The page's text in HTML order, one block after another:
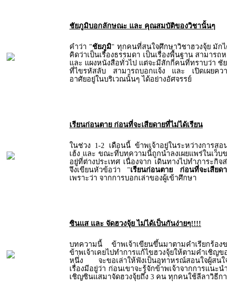
ชัยภูมิบอกลักษณะ และ คุณสมบัติของวิชานั้นๆ
คำว่า "ชัยภูมิ" ทุกคนที่สนใจศึกษาวิชาฮวงจุ้ย มัก
คิดว่าเป็นเรื่องธรรมดา เป็นเรื่องพื้นฐาน สามารถ
และ แผงหนังสือทั่วไป แต่จะมีสักกี่คนที่ทราบว่า ชั
ที่ไขรหัสลับ สามารถบอกแจ้ง และ เปิดเผยคว
อาศัยอยู่ในบริเวณนั้นๆ ได้อย่างอัศจรรย์
เรียนก่อนตาย ก่อนที่จะเสียดายที่ไม่ได้เรียน
ในช่วง 1-2 เดือนนี้ ข้าพเจ้าอยู่ในระหว่างการสอ
เฮ้ง และ ขณะที่บทความนี้ถูกนำลงเผยแพร่ในเว็บข
อยู่ที่ต่างประเทศ เนื่องจาก เดินทางไปทำภาระกิจ
จึงเขียนหัวข้อว่า "เรียนก่อนตาย ก่อนที่จะเสียดา
เพราะว่า จากการบอกเล่าของผู้เข้าศึกษา
ซินแส และ จัดฮวงจุ้ย ไม่ได้เป็นกันง่ายๆ!!!!
บทความนี้ ข้าพเจ้าเขียนขึ้นมาตามคำเรียกร้
ข้าพเจ้าเคยไปทำการแก้ไขฮวงจุ้ยให้ตามคำเชิ
หนึ่ง จะขอเล่าให้ฟังเป็นอุทาหรณ์สอนใจผู้สนใจ
เรื่องมีอยู่ว่า ก่อนเขาจะรู้จักข้าพเจ้าจากการแนะ
เชิญซินแสมาจัดฮวงจุ้ยถึง 3 คน ทุกคนใช้ลีลาวิธีก